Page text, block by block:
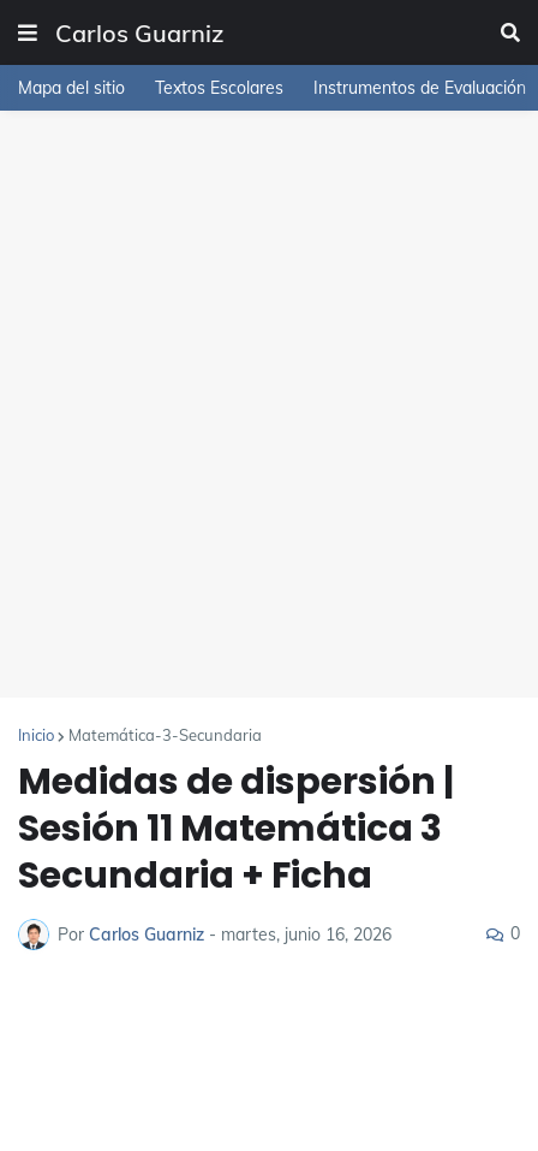
Carlos Guarniz
Mapa del sitio Textos Escolares Instrumentos de Evaluación
Inicio Matemática-3-Secundaria
Medidas de dispersión |
Sesión 11 Matemática 3
Secundaria + Ficha
Por Carlos Guarniz - martes, junio 16, 2026 0